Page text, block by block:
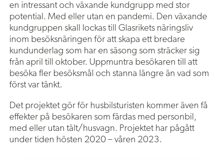
en intressant och växande kundgrupp med stor
potential. Med eller utan en pandemi. Den växande
kundgruppen skall lockas till Glasrikets näringsliv
inom besöksnäringen för att skapa ett bredare
kundunderlag som har en säsong som sträcker sig
från april till oktober. Uppmuntra besökaren till att
besöka fler besöksmål och stanna längre än vad som
först var tänkt.
Det projektet gör för husbilsturisten kommer även få
effekter på besökaren som färdas med personbil,
med eller utan tält/husvagn. Projektet har pågått
under tiden hösten 2020 – våren 2023.